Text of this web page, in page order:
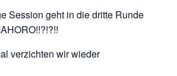
Session geht in die dritte Runde
verzichten wir wieder